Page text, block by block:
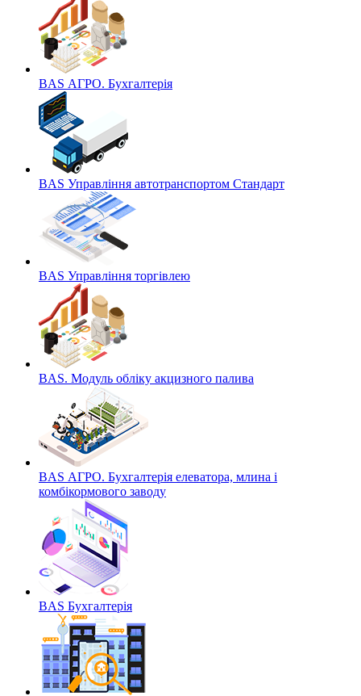
BAS АГРО. Бухгалтерія
BAS Управління автотранспортом Стандарт
BAS Управління торгівлею
BAS. Модуль обліку акцизного палива
BAS АГРО. Бухгалтерія елеватора, млина і
комбікормового заводу
BAS Бухгалтерія